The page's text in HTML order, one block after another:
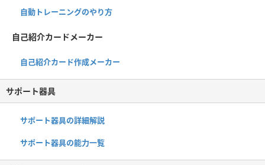
自動トレーニングのやり方
自己紹介カードメーカー
自己紹介カード作成メーカー
サポート器具
サポート器具の詳細解説
サポート器具の能力一覧